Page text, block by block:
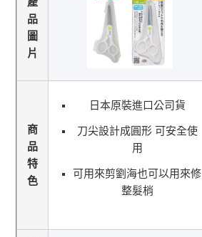
品
圖
片
商
品
特
色
日本原裝進口公司貨
刀尖設計成圓形 可安全使
用
可用來剪劉海也可以用來修
整髮梢